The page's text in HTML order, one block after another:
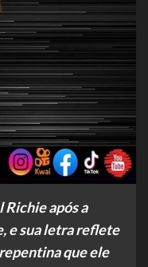
após a
e sua letra reflete
que ele